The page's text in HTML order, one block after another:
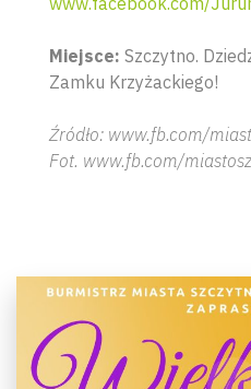
Miejsce: Szczytno.
Zamku Krzyżackiego!
Źródło: www.fb.com/
Fot. www.fb.com/